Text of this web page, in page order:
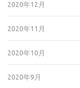
2020年12月
2020年11月
2020年10月
2020年9月